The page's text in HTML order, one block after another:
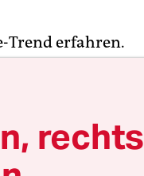
Trend erfahren.
Schuhe und so
rechts